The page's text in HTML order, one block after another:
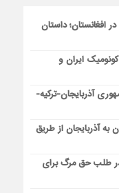
افغانستان؛ داستان
ایران و
آذربایجان-ترکیه-
به آذربایجان از طریق
طلب حق مرگ برای